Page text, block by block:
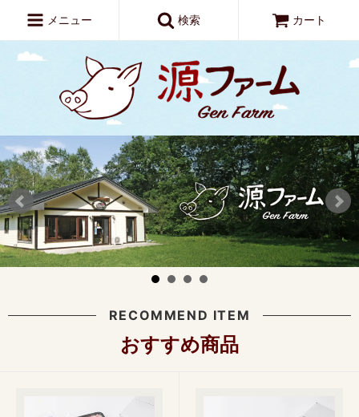
メニュー 検索 カート
RECOMMEND ITEM
おすすめ商品